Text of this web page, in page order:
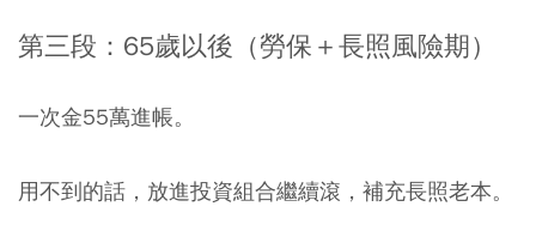
第三段：65歲以後（勞保＋長照風險期）
一次金55萬進帳。
用不到的話，放進投資組合繼續滾，補充長照老本。